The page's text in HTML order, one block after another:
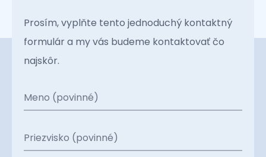
Prosím, vyplňte tento jednoduchý kontaktný
formulár a my vás budeme kontaktovať čo
najskôr.
Meno (povinné)
Priezvisko (povinné)